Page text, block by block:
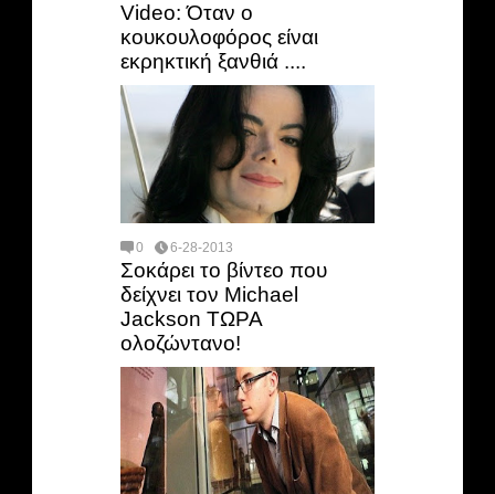
Video: Όταν ο
κουκουλοφόρος είναι
εκρηκτική ξανθιά ....
0 6-28-2013
Σοκάρει το βίντεο που
δείχνει τον Michael
Jackson ΤΩΡΑ
ολοζώντανο!